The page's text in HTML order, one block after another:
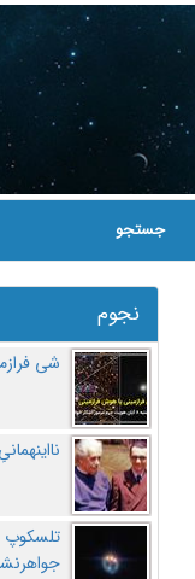
جستجو
نجوم
شی